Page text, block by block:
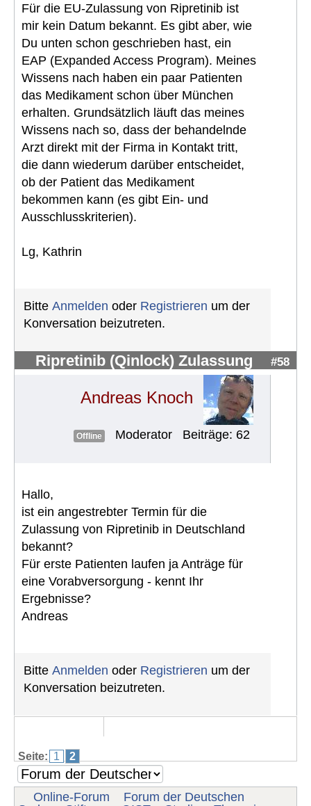
Für die EU-Zulassung von Ripretinib ist
mir kein Datum bekannt. Es gibt aber, wie
Du unten schon geschrieben hast, ein
EAP (Expanded Access Program). Meines
Wissens nach haben ein paar Patienten
das Medikament schon über München
erhalten. Grundsätzlich läuft das meines
Wissens nach so, dass der behandelnde
Arzt direkt mit der Firma in Kontakt tritt,
die dann wiederum darüber entscheidet,
ob der Patient das Medikament
bekommen kann (es gibt Ein- und
Ausschlusskriterien).
Lg, Kathrin
Bitte Anmelden oder Registrieren um der
Konversation beizutreten.
Ripretinib (Qinlock) Zulassung #58
Andreas Knoch
Offline Moderator Beiträge: 62
Hallo,
ist ein angestrebter Termin für die
Zulassung von Ripretinib in Deutschland
bekannt?
Für erste Patienten laufen ja Anträge für
eine Vorabversorgung - kennt Ihr
Ergebnisse?
Andreas
Bitte Anmelden oder Registrieren um der
Konversation beizutreten.
Seite: 1 2
Online-Forum
Forum der Deutschen